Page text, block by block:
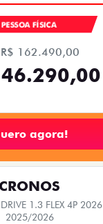
PESSOA FÍSICA
162.490,00
agora!
CRONOS
1.3 FLEX 4P 2026
2025/2026